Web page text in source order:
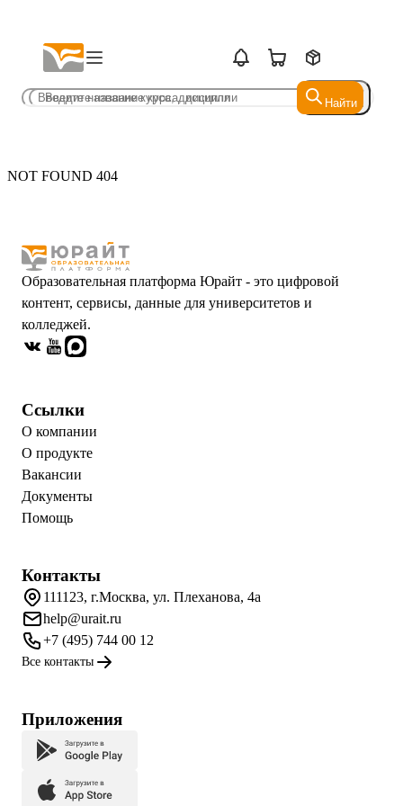
Найти
Найти
NOT FOUND 404
Образовательная платформа Юрайт - это цифровой
контент, сервисы, данные для университетов и
колледжей.
Ссылки
О компании
О продукте
Вакансии
Документы
Помощь
Контакты
111123, г.Москва, ул. Плеханова, 4а
help@urait.ru
+7 (495) 744 00 12
Все контакты
Приложения